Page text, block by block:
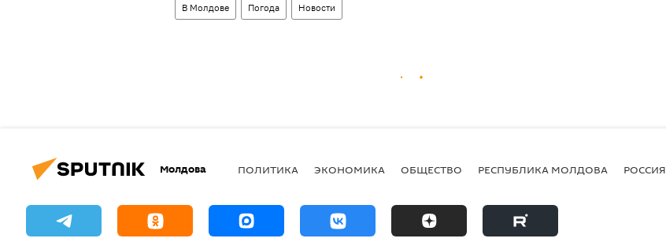
В Молдове Погода Новости
Молдова ПОЛИТИКА ЭКОНОМИКА ОБЩЕСТВО РЕСПУБЛИКА МОЛДОВА РОССИЯ